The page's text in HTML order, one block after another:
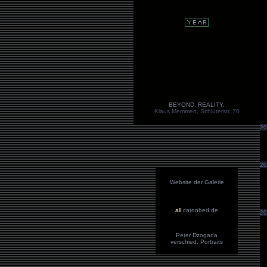
BEYOND. REALITY.
Klaus Memmert, Schlüterstr. 70
Website der Galerie
all catonbed.de
Peter Dzogada
verschied. Portraits